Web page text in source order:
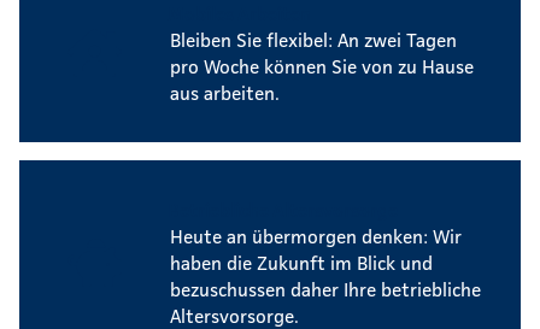
Bleiben Sie flexibel: An zwei Tagen
pro Woche können Sie von zu Hause
aus arbeiten.
Heute an übermorgen denken: Wir
haben die Zukunft im Blick und
bezuschussen daher Ihre betriebliche
Altersvorsorge.